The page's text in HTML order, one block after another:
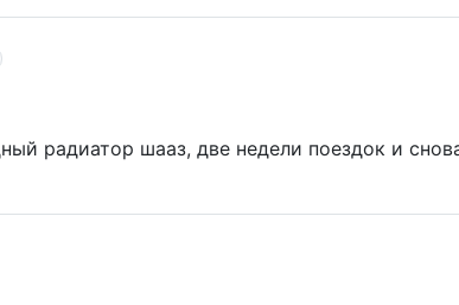
радиатор шааз, две недели поездок и